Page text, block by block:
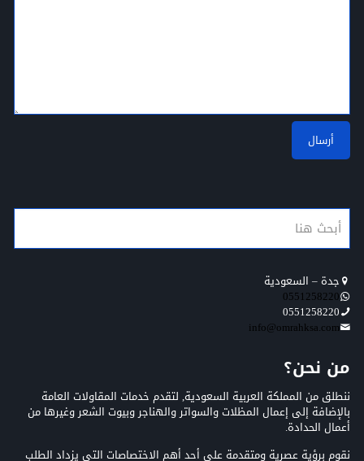
جدة – السعودية
0551258220
0551258220
info@omrahksa.com
من نحن؟
ننطلق من المملكة العربية السعودية, لتقدم خدمات المقاولات العامة
بالإضافة إلى إعمال المظلات والسواتر والهناجر وبيوت الشعر وغيرها من
أعمال الحدادة.
نقوم برؤية عصرية ومتقدمة على أحد أهم الاختصاصات التي يزداد الطلب